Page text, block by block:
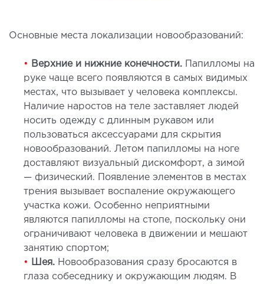
печени и желчных протоков
ХИРУРГИЯ
операции под контролем
ХИРУРГИЯ
хирургия в клинике
интенсивной терапии
стационар
Основные места локализации новообразований:
• Верхние и нижние конечности. Папилломы на
руке чаще всего появляются в самых видимых
местах, что вызывает у человека комплексы.
Наличие наростов на теле заставляет людей
носить одежду с длинным рукавом или
пользоваться аксессуарами для скрытия
новообразований. Летом папилломы на ноге
доставляют визуальный дискомфорт, а зимой
— физический. Появление элементов в местах
трения вызывает воспаление окружающего
участка кожи. Особенно неприятными
являются папилломы на стопе, поскольку они
ограничивают человека в движении и мешают
занятию спортом;
•
Шея. Новообразования сразу бросаются в
глаза собеседнику и окружающим людям. В